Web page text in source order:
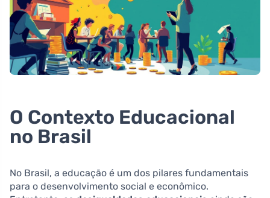
O Contexto Educacional
no Brasil
No Brasil, a educação é um dos pilares fundamentais
para o desenvolvimento social e econômico.